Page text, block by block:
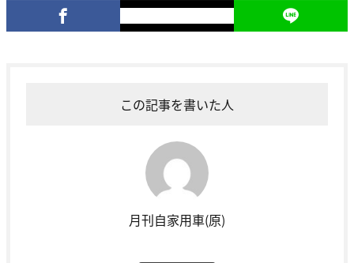
この記事を書いた人
月刊自家用車(原)